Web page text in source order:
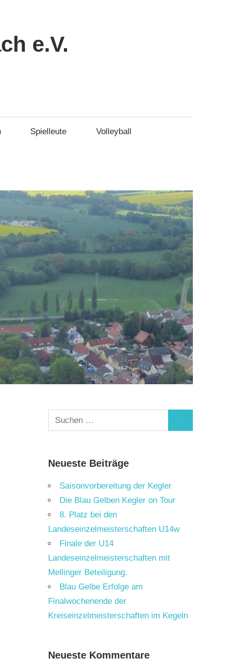
e.V.
Spielleute Volleyball
Suchen
nach:
Neueste Beiträge
Saisonvorbereitung der Kegler
Die Blau Gelben Kegler on Tour
8. Platz bei den
Landeseinzelmeisterschaften U14w
Finale der U14
Landeseinzelmeisterschaften mit
Mellinger Beteiligung.
Blau Gelbe Erfolge am
Finalwochenende der
Kreiseinzelmeisterschaften im Kegeln
Neueste Kommentare